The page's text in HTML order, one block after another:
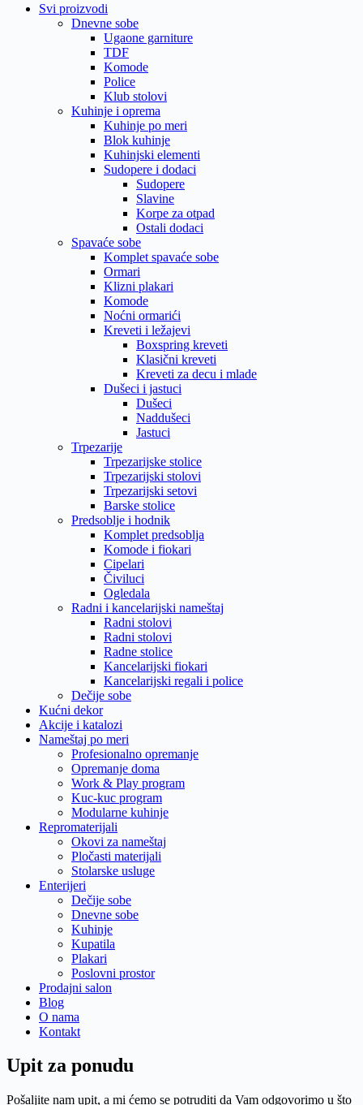
Svi proizvodi
Dnevne sobe
Ugaone garniture
TDF
Komode
Police
Klub stolovi
Kuhinje i oprema
Kuhinje po meri
Blok kuhinje
Kuhinjski elementi
Sudopere i dodaci
Sudopere
Slavine
Korpe za otpad
Ostali dodaci
Spavaće sobe
Komplet spavaće sobe
Ormari
Klizni plakari
Komode
Noćni ormarići
Kreveti i ležajevi
Boxspring kreveti
Klasični kreveti
Kreveti za decu i mlade
Dušeci i jastuci
Dušeci
Naddušeci
Jastuci
Trpezarije
Trpezarijske stolice
Trpezarijski stolovi
Trpezarijski setovi
Barske stolice
Predsoblje i hodnik
Komplet predsoblja
Komode i fiokari
Cipelari
Čiviluci
Ogledala
Radni i kancelarijski nameštaj
Radni stolovi
Radni stolovi
Radne stolice
Kancelarijski fiokari
Kancelarijski regali i police
Dečije sobe
Kućni dekor
Akcije i katalozi
Nameštaj po meri
Profesionalno opremanje
Opremanje doma
Work & Play program
Kuc-kuc program
Modularne kuhinje
Repromaterijali
Okovi za nameštaj
Pločasti materijali
Stolarske usluge
Enterijeri
Dečije sobe
Dnevne sobe
Kuhinje
Kupatila
Plakari
Poslovni prostor
Prodajni salon
Blog
O nama
Kontakt
Upit za ponudu
Pošaljite nam upit, a mi ćemo se potruditi da Vam odgovorimo u što